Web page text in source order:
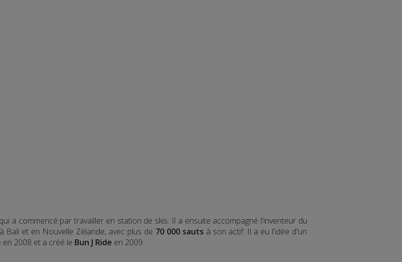
qui a commencé par travailler en station de skis. Il a ensuite accompagné l'inventeur du
Bali et en Nouvelle Zélande, avec plus de 70 000 sauts à son actif. Il a eu l'idée d'un
2008 et a créé le Bun J Ride en 2009.